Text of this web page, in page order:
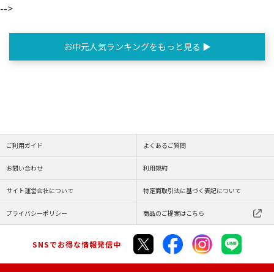
-->
お中元人気ランキングをもっと見る ▶
ご利用ガイド よくあるご質問
お問い合わせ 利用規約
サイト運営会社について 特定商取引法に基づく表記について
プライバシーポリシー 商品のご提案はこちら
SNSでお得な情報発信中